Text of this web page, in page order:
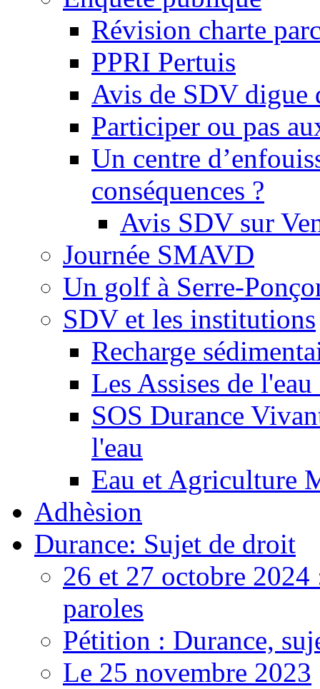
Révision charte
PPRI Pertuis
Avis de SDV digue
Participer ou pas
Un centre
conséquences ?
Avis SDV sur
Journée SMAVD
Un golf à Serre-
SDV et les institutions
Recharge
Les Assises de
SOS Durance
l'eau
Eau et Agriculture
Adhèsion
Durance: Sujet de droit
26 et 27 octobre 2024
paroles
Pétition : Durance,
Le 25 novembre 2023